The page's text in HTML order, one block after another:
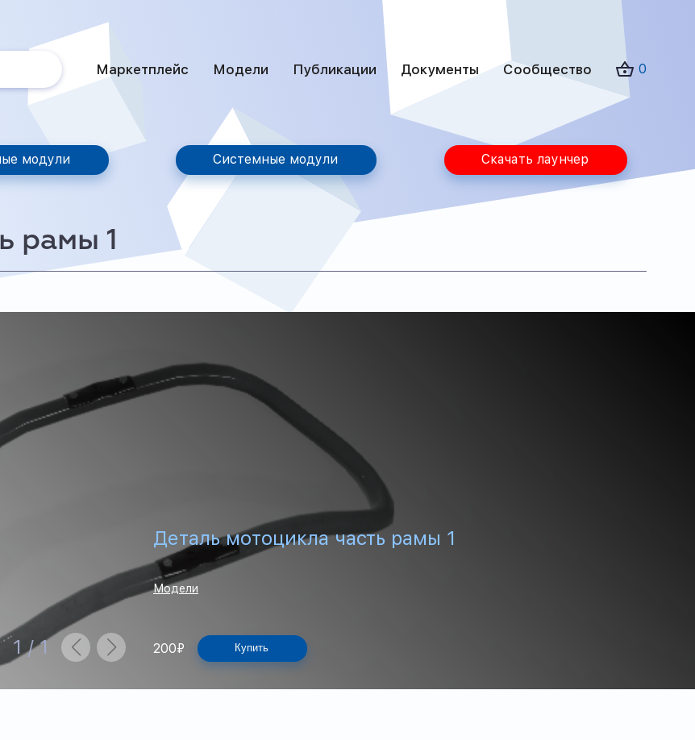
Маркетплейс Модели Публикации Документы Сообщество 0
модули Системные модули Скачать лаунчер
рамы 1
1 /1
Деталь мотоцикла часть рамы 1
Модели
200₽ Купить